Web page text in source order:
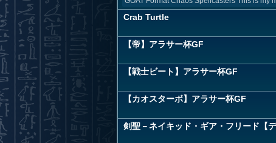
Crab Turtle
【帝】アラサー杯GF
【戦士ビート】アラサー杯GF
【カオスターボ】アラサー杯GF
剣聖－ネイキッド・ギア・フリード【